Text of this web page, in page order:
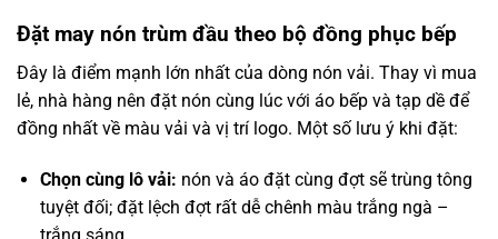
Đặt may nón trùm đầu theo bộ đồng phục bếp
Đây là điểm mạnh lớn nhất của dòng nón vải. Thay vì mua
lẻ, nhà hàng nên đặt nón cùng lúc với áo bếp và tạp dề để
đồng nhất về màu vải và vị trí logo. Một số lưu ý khi đặt:
Chọn cùng lô vải: nón và áo đặt cùng đợt sẽ trùng tông
tuyệt đối; đặt lệch đợt rất dễ chênh màu trắng ngà –